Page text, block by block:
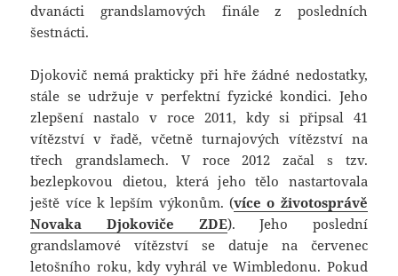
dvanácti grandslamových finále z posledních
šestnácti.
Djokovič nemá prakticky při hře žádné nedostatky,
stále se udržuje v perfektní fyzické kondici. Jeho
zlepšení nastalo v roce 2011, kdy si připsal 41
vítězství v řadě, včetně turnajových vítězství na
třech grandslamech. V roce 2012 začal s tzv.
bezlepkovou dietou, která jeho tělo nastartovala
ještě více k lepším výkonům. (více o životosprávě
Novaka Djokoviče ZDE). Jeho poslední
grandslamové vítězství se datuje na červenec
letošního roku, kdy vyhrál ve Wimbledonu. Pokud